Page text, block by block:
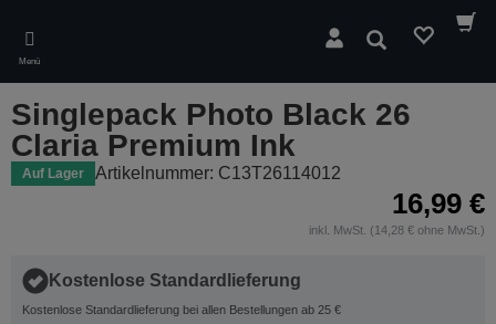
main
content
Menü
Suchen
Singlepack Photo Black 26
Claria Premium Ink
Auf Lager Artikelnummer: C13T26114012
16,99 €
inkl. MwSt. (14,28 € ohne MwSt.)
Kostenlose Standardlieferung
Kostenlose Standardlieferung bei allen Bestellungen ab 25 €